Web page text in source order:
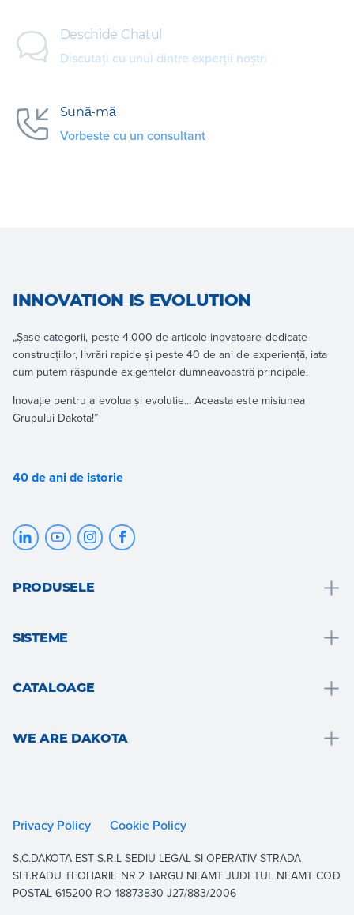
Deschide Chatul
Discutați cu unul dintre experții noștri
Sună-mă
Vorbeste cu un consultant
INNOVATION IS EVOLUTION
„Șase categorii, peste 4.000 de articole inovatoare dedicate
construcțiilor, livrări rapide și peste 40 de ani de experiență, iata
cum putem răspunde exigentelor dumneavoastră principale.
Inovație pentru a evolua și evolutie... Aceasta este misiunea
Grupului Dakota!”
40 de ani de istorie
PRODUSELE
Gradina, teresa si zone exterioare
Consolidare și întărire structurală
Arată tot
SISTEME
Sisteme drive-on
Acoperis
Aerare
CATALOAGE
Roof
Building
WE ARE DAKOTA
Documentație
Lucrați cu noi
Privacy Policy Cookie Policy
S.C.DAKOTA EST S.R.L SEDIU LEGAL SI OPERATIV STRADA
SLT.RADU TEOHARIE NR.2 TARGU NEAMT JUDETUL NEAMT COD
POSTAL 615200 RO 18873830 J27/883/2006